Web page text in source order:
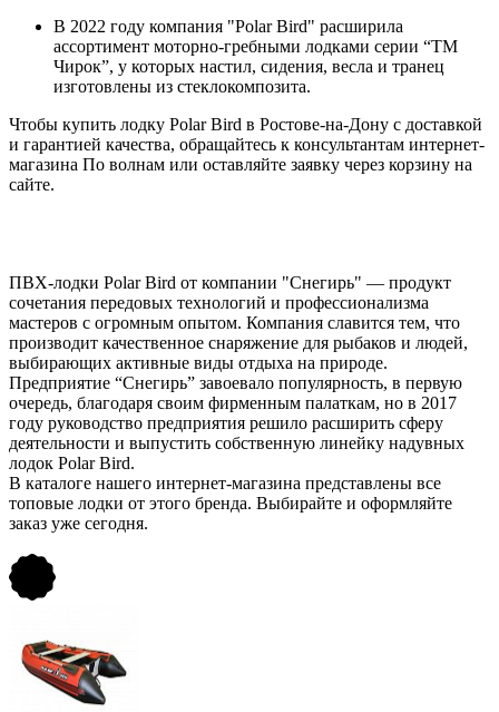
ПВХ-лодки Polar Bird от компании "Снегирь" — продукт
сочетания передовых технологий и профессионализма
мастеров с огромным опытом. Компания славится тем, что
производит качественное снаряжение для рыбаков и людей,
выбирающих активные виды отдыха на природе.
Предприятие “Снегирь” завоевало популярность, в первую
очередь, благодаря своим фирменным палаткам, но в 2017
году руководство предприятия решило расширить сферу
деятельности и выпустить собственную линейку надувных
лодок Polar Bird.
В каталоге нашего интернет-магазина представлены все
топовые лодки от этого бренда. Выбирайте и оформляйте
заказ уже сегодня.
В 2022 году компания "Polar Bird" расширила
ассортимент моторно-гребными лодками серии “ТМ
Чирок”, у которых настил, сидения, весла и транец
изготовлены из стеклокомпозита.
Чтобы купить лодку Polar Bird в Ростове-на-Дону с доставкой
и гарантией качества, обращайтесь к консультантам интернет-
магазина По волнам или оставляйте заявку через корзину на
сайте.